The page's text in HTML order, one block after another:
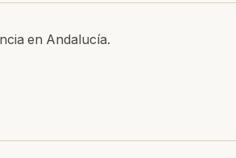
en Andalucía.